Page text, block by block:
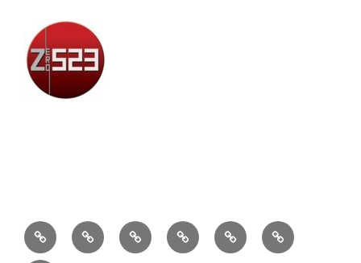
AttualitàCronacaPolitica EconomiaCultura Sport